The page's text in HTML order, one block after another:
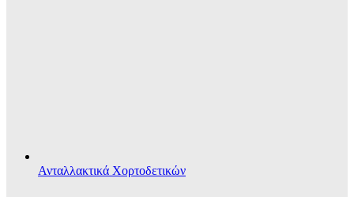
Ανταλλακτικά Χορτοδετικών